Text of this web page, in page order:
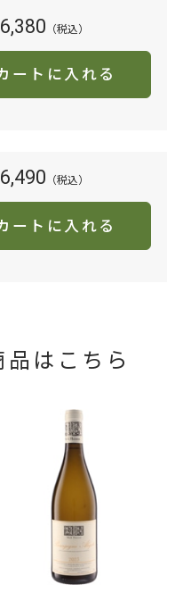
ートに入れる
ートに入れる
はこちら